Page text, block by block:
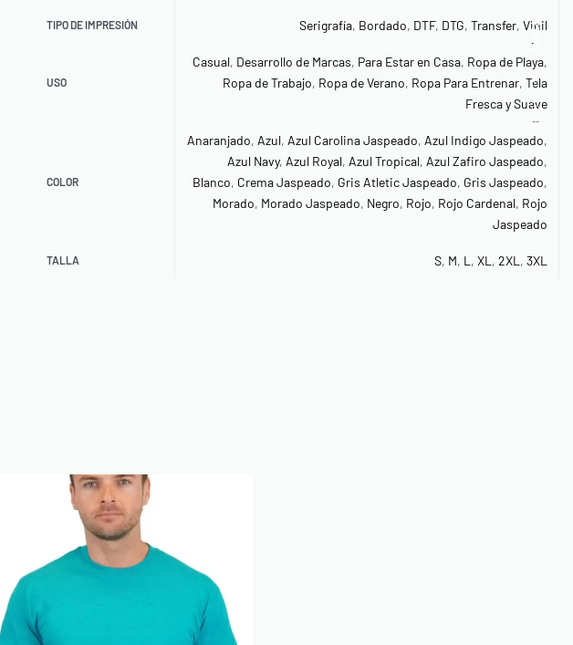
TIPO DE IMPRESIÓN Serigrafía, Bordado, DTF, DTG, Transfer, Vinil
USO
Casual, Desarrollo de Marcas, Para Estar en Casa, Ropa de Playa,
Ropa de Trabajo, Ropa de Verano, Ropa Para Entrenar, Tela
Fresca y Suave
COLOR
Anaranjado, Azul, Azul Carolina Jaspeado, Azul Indigo Jaspeado,
Azul Navy, Azul Royal, Azul Tropical, Azul Zafiro Jaspeado,
Blanco, Crema Jaspeado, Gris Atletic Jaspeado, Gris Jaspeado,
Morado, Morado Jaspeado, Negro, Rojo, Rojo Cardenal, Rojo
Jaspeado
TALLA S, M, L , XL , 2XL , 3XL
Follow us
Insta.